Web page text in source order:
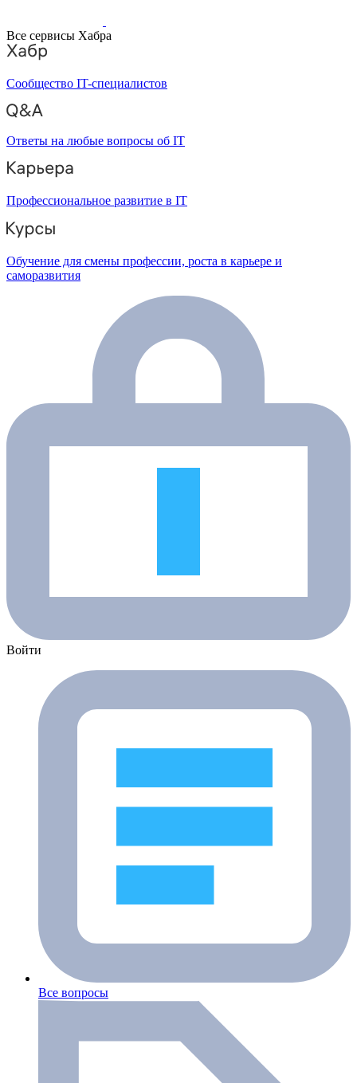
Все сервисы Хабра
Сообщество IT-специалистов
Ответы на любые вопросы об IT
Профессиональное развитие в IT
Обучение для смены профессии, роста в карьере и
саморазвития
Войти
Все вопросы